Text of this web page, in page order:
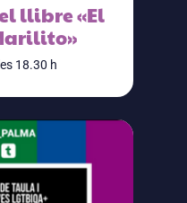
llibre «El
18.30 h